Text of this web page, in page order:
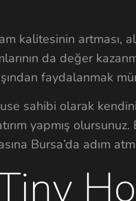
kalitesinin artması,
da değer
faydalanmak
sahibi olarak
yapmış
Bursa’da adım